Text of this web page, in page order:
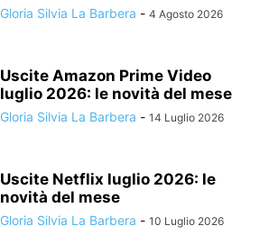
Gloria Silvia La Barbera - 4 Agosto 2026
Uscite Amazon Prime Video
luglio 2026: le novità del mese
Gloria Silvia La Barbera - 14 Luglio 2026
Uscite Netflix luglio 2026: le
novità del mese
Gloria Silvia La Barbera - 10 Luglio 2026